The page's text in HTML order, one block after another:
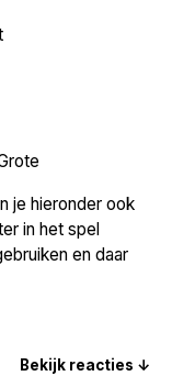
je hieronder ook
in het spel
en daar
Bekijk reacties ↓